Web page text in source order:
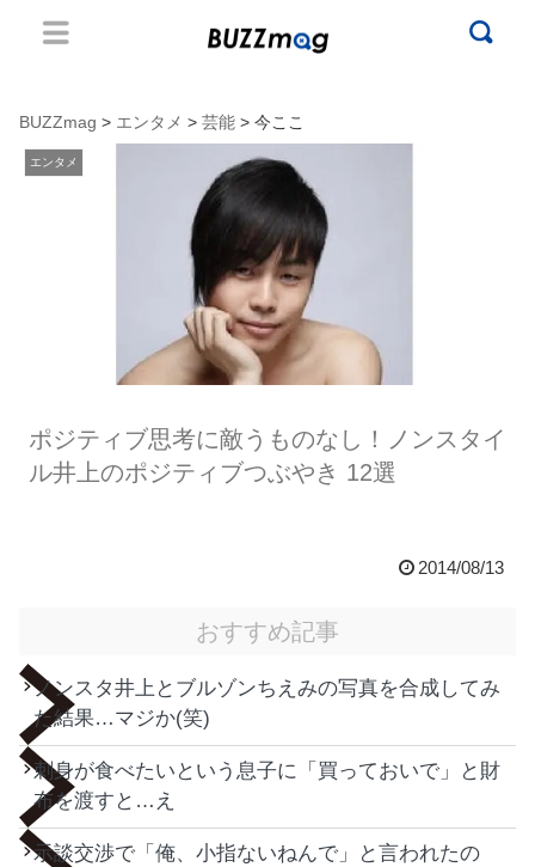
BUZZmag > エンタメ > 芸能 > 今ここ
エンタメ
ポジティブ思考に敵うものなし！ノンスタイ
ル井上のポジティブつぶやき 12選
2014/08/13
おすすめ記事
ノンスタ井上とブルゾンちえみの写真を合成してみ
た結果…マジか(笑)
刺身が食べたいという息子に「買っておいで」と財
布を渡すと…え
示談交渉で「俺、小指ないねんで」と言われたの